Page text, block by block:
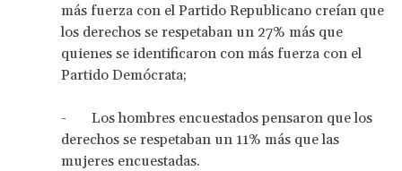
más fuerza con el Partido Republicano creían que
los derechos se respetaban un 27% más que
quienes se identificaron con más fuerza con el
Partido Demócrata;
- Los hombres encuestados pensaron que los
derechos se respetaban un 11% más que las
mujeres encuestadas.